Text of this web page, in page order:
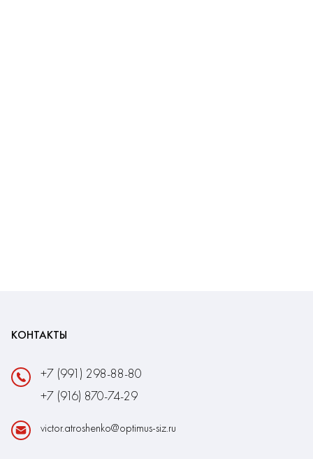
КОНТАКТЫ
+7 (991) 298-88-80
+7 (916) 870-74-29
victor.atroshenko@optimus-siz.ru